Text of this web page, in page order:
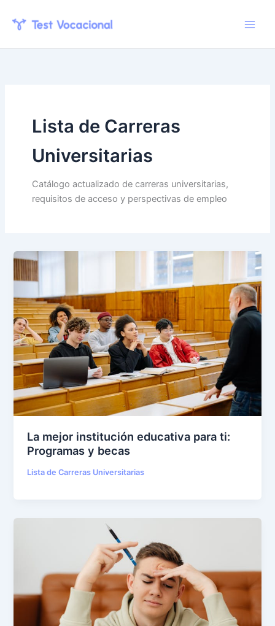
Lista de Carreras
Universitarias
Catálogo actualizado de carreras universitarias,
requisitos de acceso y perspectivas de empleo
La mejor institución educativa para ti:
Programas y becas
Lista de Carreras Universitarias